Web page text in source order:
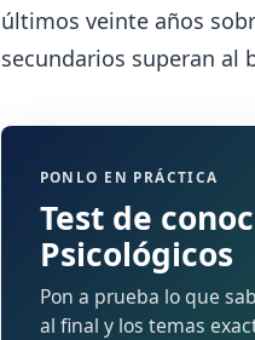
últimos veinte años
secundarios superan al
PONLO EN PRÁCTICA
Test de
Psicológicos
Pon a prueba lo que
al final y los temas